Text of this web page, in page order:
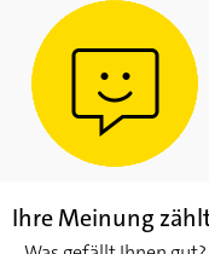
Ihre Meinung